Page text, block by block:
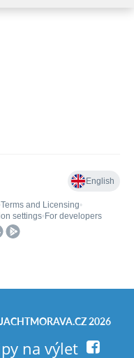
JACHTMORAVA.CZ2026